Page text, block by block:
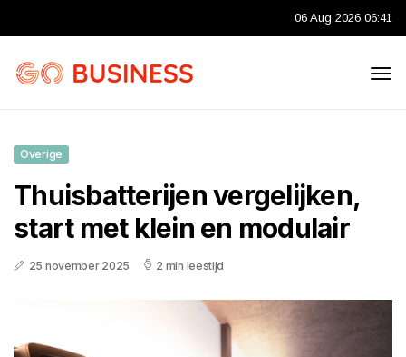
06 Aug 2026 06:41
Overige
Thuisbatterijen vergelijken,
start met klein en modulair
25 november 2025 2 min leestijd